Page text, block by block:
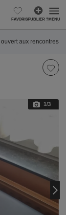
FAVORISPUBLIER ?MENU
aux rencontres
1/3